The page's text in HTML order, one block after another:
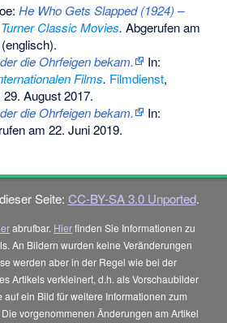
He Who Gets Slapped (1924) –
Turner Classic Movies. Abgerufen am
(englisch).
die Ohrfeigen bekam.
In:
Films. Filmdienst,
August 2017.
die Ohrfeigen bekam.
In:
am 22. Juni 2019.
Seite: CC-BY-SA 3.0 Unported.
abrufbar. Hierfinden Sie Informationen zu
An Bildern wurden keine Veränderungen
werden aber in der Regel wie bei der
Artikels verkleinert, d.h. als Vorschaubilder
ein Bild für weitere Informationen zum
vorgenommenen Änderungen am Artikel